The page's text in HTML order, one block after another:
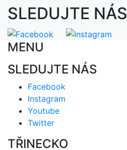
SLEDUJTE NÁS
MENU
SLEDUJTE NÁS
Facebook
Instagram
Youtube
Twitter
TŘINECKO